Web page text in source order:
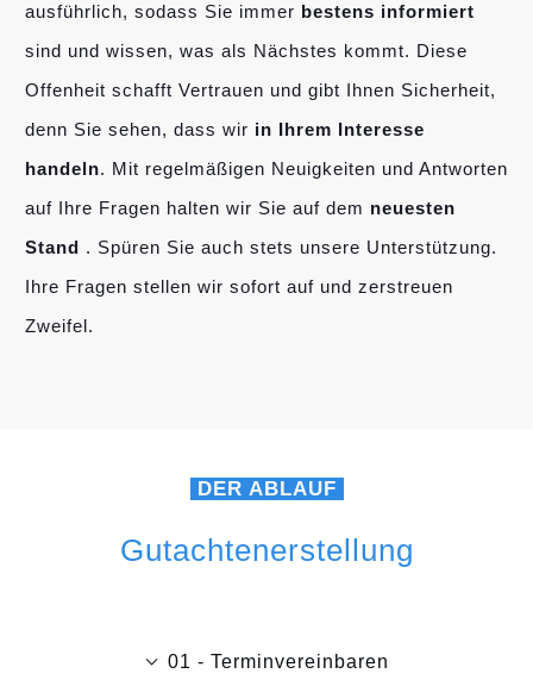
ausführlich, sodass Sie immer bestens informiert
sind und wissen, was als Nächstes kommt. Diese
Offenheit schafft Vertrauen und gibt Ihnen Sicherheit,
denn Sie sehen, dass wir in Ihrem Interesse
handeln. Mit regelmäßigen Neuigkeiten und Antworten
auf Ihre Fragen halten wir Sie auf dem neuesten
Stand . Spüren Sie auch stets unsere Unterstützung.
Ihre Fragen stellen wir sofort auf und zerstreuen
Zweifel.
DER ABLAUF
Gutachtenerstellung
01 - Terminvereinbaren